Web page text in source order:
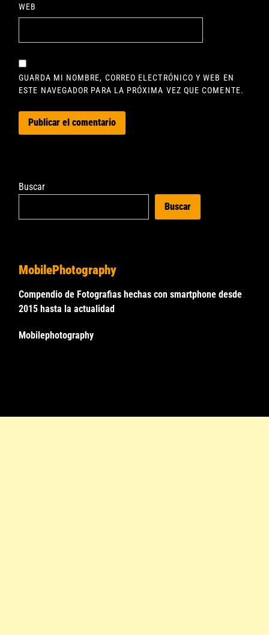
WEB
GUARDA MI NOMBRE, CORREO ELECTRÓNICO Y WEB EN
ESTE NAVEGADOR PARA LA PRÓXIMA VEZ QUE COMENTE.
Buscar
Buscar
MobilePhotography
Compendio de Fotografias hechas con smartphone desde
2015 hasta la actualidad
Mobilephotography